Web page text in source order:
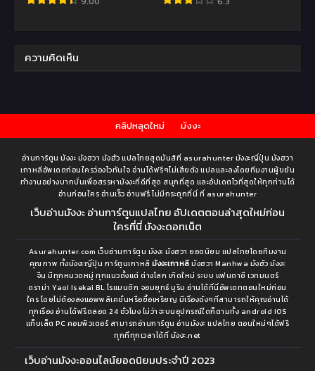
ความคิดเห็น
คลิปหลุดใหม่ มังงะ
อ่านการ์ตูน มังงะ มังฮวา มังฮัว แปลไทยสุดมันส์ที่ asurahunter มังงะญี่ปุ่น มังฮวา
เกาหลีอัพเดตก่อนใครว่องไวทันใจ อ่านได้ฟรีๆไม่เสียตัง แปลและลงโดยทีมงานผู้ขยัน
ทำงานอย่างบากบั่นเพื่อสรรหามังงะที่ดีที่สุด สนุกที่สุด และอัปเดตไวที่สุดให้ทุกท่านได้
อ่านก่อนใคร อ่านเร็ว อ่านฟรี ไม่มีกระตุกที่นี่ ที่ asurahunter
เว็บอ่านมังงะ อ่านการ์ตูนแปลไทย อัปเดตตอนล่าสุดใหม่ก่อน
ใครที่นี่ มังงะดอทเน็ต
Asurahunter.com เว็บอ่านการ์ตูน มังงะ มังฮวา ยอดนิยม แปลไทยโดยทีมงาน
คุณภาพ ทั้งมังงะญี่ปุ่น การ์ตูนเกาหลีมังงะเกาหลี มังฮวา Manhwa มังฮัว มังงะ
จีน มีทุกหมวดหมู่ ทุกแนวตั้งแต่ ต่างโลก เกิดใหม่ ระบบ แฟนตาซี เวทมนตร์
ดราม่า Yaoi Isekai BL โรแมนติก จอมยุทธ์ มูริม อ่านได้ที่นี่อัพเดทตอนใหม่ก่อน
ใคร โดยไม่ต้องลงแอพพลิเคชั่นหรือซื้อเหรียญ มีเรื่องดังๆที่สามารถให้คุณอ่านได้
ทุกเรื่อง อ่านได้ฟรีตลอด 24 ชั่วโมง ไม่ว่าจะบนอุปกรณ์ใดก็ตามทั้ง android IOS
แท็บเล็ต PC คอมพิวเตอร์ สามารถอ่านการ์ตูน อ่านมังงะ แปลไทย ตอนใหม่ๆได้ฟรี
ทุกที่ทุกเวลาได้ที่ มังงะ.net
เว็บอ่านมังงะออนไลน์ยอดนิยมประจำปี 2023